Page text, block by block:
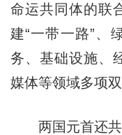
命运共同体的联
建“一带一路”、
务、基础设施、
媒体等领域多项双
两国元首还共